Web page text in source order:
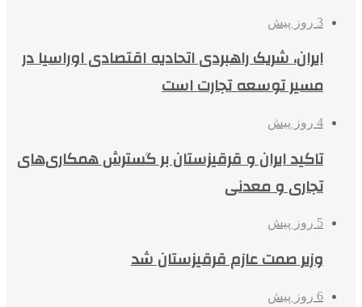
3 روز پیش
ایران، شریک راهبردی اتحادیه اقتصادی اوراسیا در
مسیر توسعه تجارت است
4 روز پیش
تاکید ایران و قرقیزستان بر گسترش همکاری‌های
تجاری و معدنی
5 روز پیش
وزیر صمت عازم قرقیزستان شد
6 روز پیش